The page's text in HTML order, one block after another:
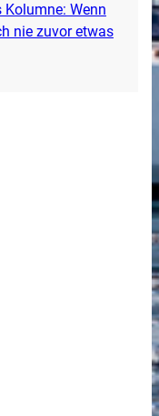
Wenn
nie zuvor etwas